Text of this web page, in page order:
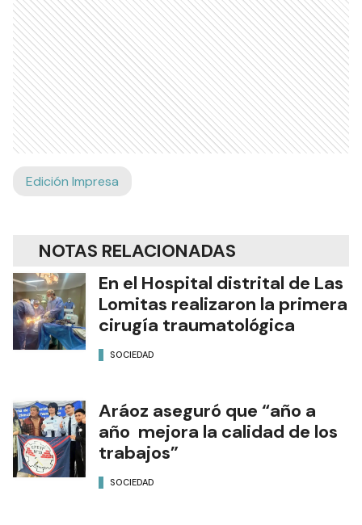
Edición Impresa
NOTAS RELACIONADAS
En el Hospital distrital de Las
Lomitas realizaron la primera
cirugía traumatológica
SOCIEDAD
Aráoz aseguró que “año a
año mejora la calidad de los
trabajos”
SOCIEDAD